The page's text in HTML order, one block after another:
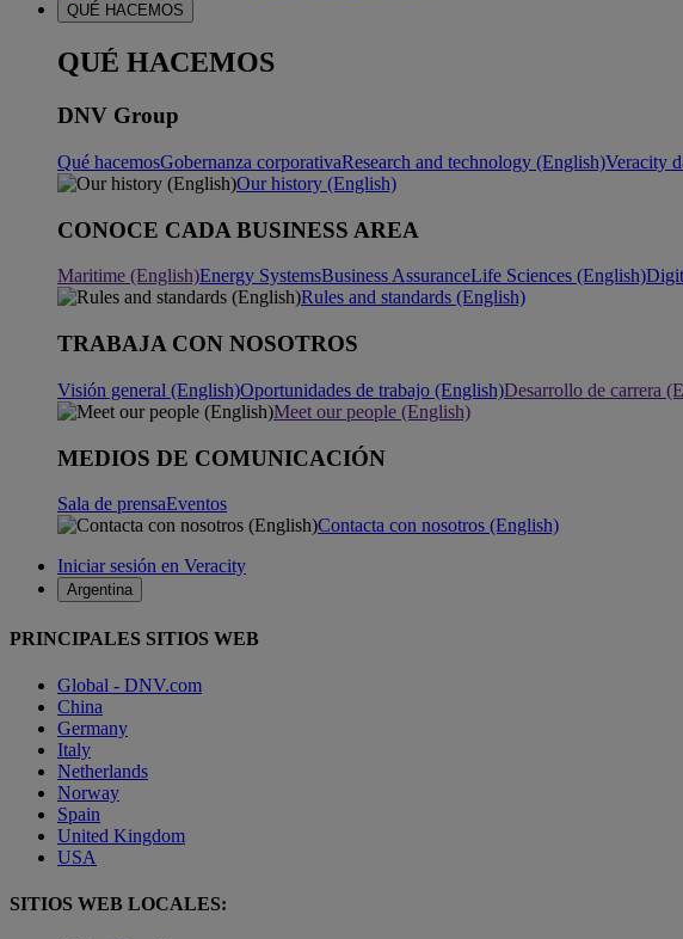
QUÉ HACEMOS
QUÉ HACEMOS
DNV Group
Qué hacemosGobernanza corporativaResearch and technology (English)Veracity
Our history (English)
CONOCE CADA BUSINESS AREA
Maritime (English)Energy SystemsBusiness AssuranceLife Sciences (English)
Rules and standards (English)
TRABAJA CON NOSOTROS
Visión general (English)Oportunidades de trabajo (English)Desarrollo de carrera
Meet our people (English)
MEDIOS DE COMUNICACIÓN
Sala de prensaEventos
Contacta con nosotros (English)
Iniciar sesión en Veracity
Argentina
PRINCIPALES SITIOS WEB
Global - DNV.com
China
Germany
Italy
Netherlands
Norway
Spain
United Kingdom
USA
SITIOS WEB LOCALES: